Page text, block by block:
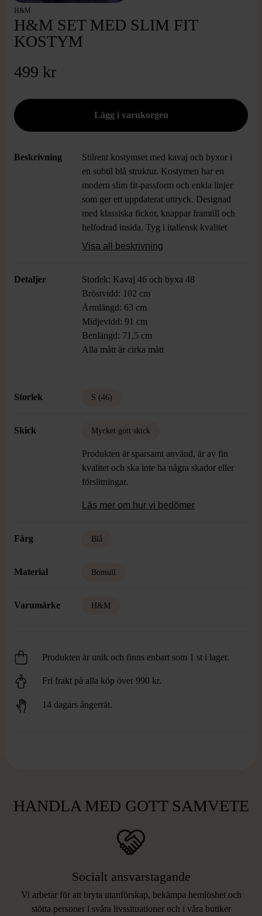
H&M
H&M SET MED SLIM FIT
KOSTYM
499 kr
Beskrivning
Stilrent kostymset med kavaj och byxor i
en subtil blå struktur. Kostymen har en
modern slim fit-passform och enkla linjer
som ger ett uppdaterat uttryck. Designad
med klassiska fickor, knappar framtill och
helfodrad insida. Tyg i italiensk kvalitet
ger en lyxig känsla och en mjuk, följsam
Visa all beskrivning
Detaljer
Storlek: Kavaj 46 och byxa 48
Bröstvidd: 102 cm
Ärmlängd: 63 cm
Midjevidd: 91 cm
Benlängd: 71,5 cm
Alla mått är cirka mått
Storlek S (46)
Skick Mycket gott skick
Produkten är sparsamt använd, är av fin
kvalitet och ska inte ha några skador eller
förslitningar.
Läs mer om hur vi bedömer
Färg Blå
Material Bomull
Varumärke H&M
Produkten är unik och finns enbart som 1 st i lager.
Fri frakt på alla köp över 990 kr.
14 dagars ångerrät.
HANDLA MED GOTT SAMVETE
Socialt ansvarstagande
Vi arbetar för att bryta utanförskap, bekämpa hemlöshet och
stötta personer i svåra livssituationer och i våra butiker